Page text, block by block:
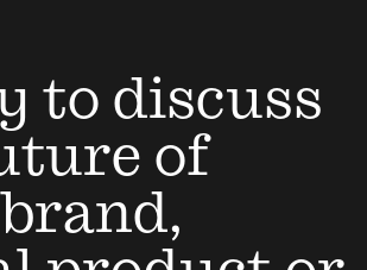
to discuss
of